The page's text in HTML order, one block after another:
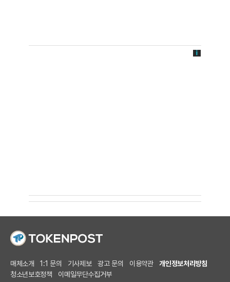
매체소개 1:1 문의 기사제보 광고 문의 이용약관
개인정보처리방침
청소년보호정책
이메일무단수집거부